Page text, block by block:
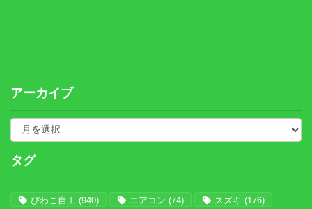
アーカイブ
タグ
びわこ自工 (940) エアコン (74) スズキ (176)